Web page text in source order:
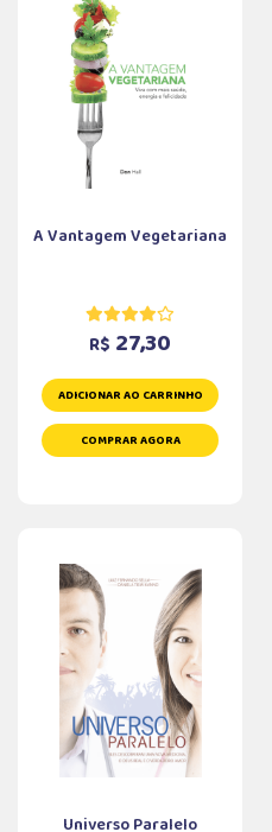
A Vantagem Vegetariana
R$ 27,30
ADICIONAR AO CARRINHO
COMPRAR AGORA
Universo Paralelo